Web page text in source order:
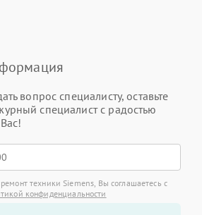
вопрос специалисту, оставьте
специалист с радостью
техники Siemens, Вы соглашаетесь с
конфиденциальности